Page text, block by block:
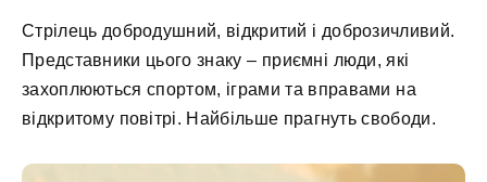
Стрілець добродушний, відкритий і доброзичливий.
Представники цього знаку – приємні люди, які
захоплюються спортом, іграми та вправами на
відкритому повітрі. Найбільше прагнуть свободи.